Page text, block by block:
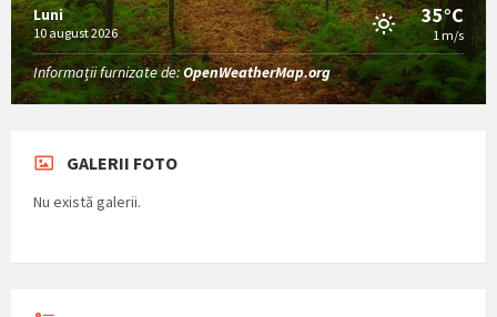
Luni
10 august 2026
35°C
1 m/s
Informații furnizate de:OpenWeatherMap.org
GALERII FOTO
Nu există galerii.